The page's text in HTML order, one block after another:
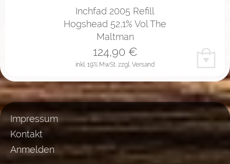
Inchfad 2005 Refill
Hogshead 52,1% Vol The
Maltman
inkl. 19% MwSt. zzgl. Versand
124,90€
Impressum
Kontakt
Anmelden